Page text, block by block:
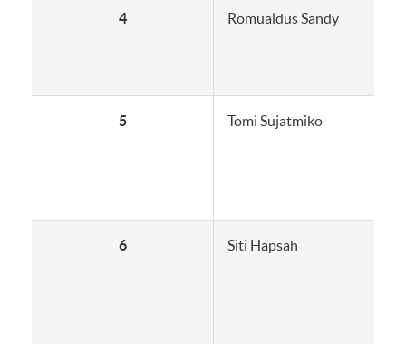
4 Romualdus Sandy
5 Tomi Sujatmiko
6 Siti Hapsah